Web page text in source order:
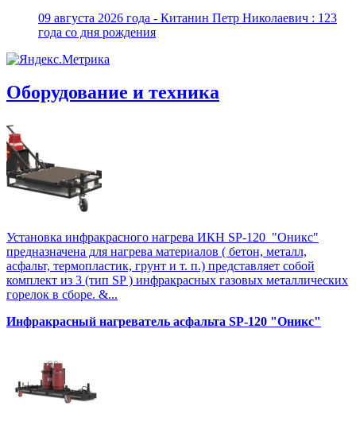
09 августа 2026 года - Китанин Петр Николаевич : 123
года со дня рождения
Оборудование и техника
Установка инфракрасного нагрева ИКН SP-120 "Оникс"
предназначена для нагрева материалов ( бетон, металл,
асфальт, термопластик, грунт и т. п.) представляет собой
комплект из 3 (тип SP ) инфракрасных газовых металлических
горелок в сборе. &...
Инфракрасный нагреватель асфальта SP-120 "Оникс"